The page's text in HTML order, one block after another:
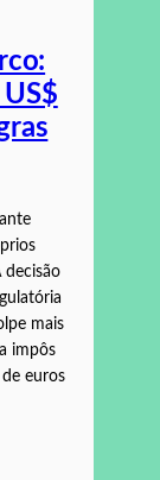
decisão
mais
impôs
euros